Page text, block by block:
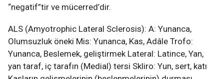
“negatif”tir ve mücerred’dir.
ALS (Amyotrophic Lateral Sclerosis): A: Yunanca,
Olumsuzluk öneki Mis: Yunanca, Kas, Adâle Trofo:
Yunanca, Beslemek, geliştirmek Lateral: Latince, Yan,
yan taraf, iç tarafın (Medial) tersi Skliro: Yun, sert, katı